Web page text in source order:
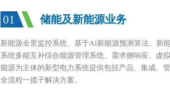
01 储能及新能源业务
新能源全景监控系统、基于AI新能源预测算法、新
系统多能互补综合能源管理系统、需求侧响应、虚
能源为主体的新型电力系统提供包括产品、集成、
全流程一揽子解决方案。